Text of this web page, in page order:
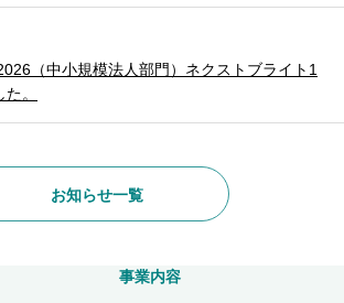
（中小規模法人部門）ネクストブライト1
。
お知らせ一覧
事業内容